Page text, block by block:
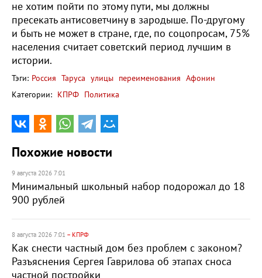
не хотим пойти по этому пути, мы должны
пресекать антисоветчину в зародыше. По-другому
и быть не может в стране, где, по соцопросам, 75%
населения считает советский период лучшим в
истории.
Тэги: Россия Таруса улицы переименования Афонин
Категории: КПРФ Политика
Похожие новости
9 августа 2026 7:01
Минимальный школьный набор подорожал до 18
900 рублей
8 августа 2026 7:01 – КПРФ
Как снести частный дом без проблем с законом?
Разъяснения Сергея Гаврилова об этапах сноса
частной постройки